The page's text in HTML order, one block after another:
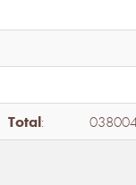
Total: